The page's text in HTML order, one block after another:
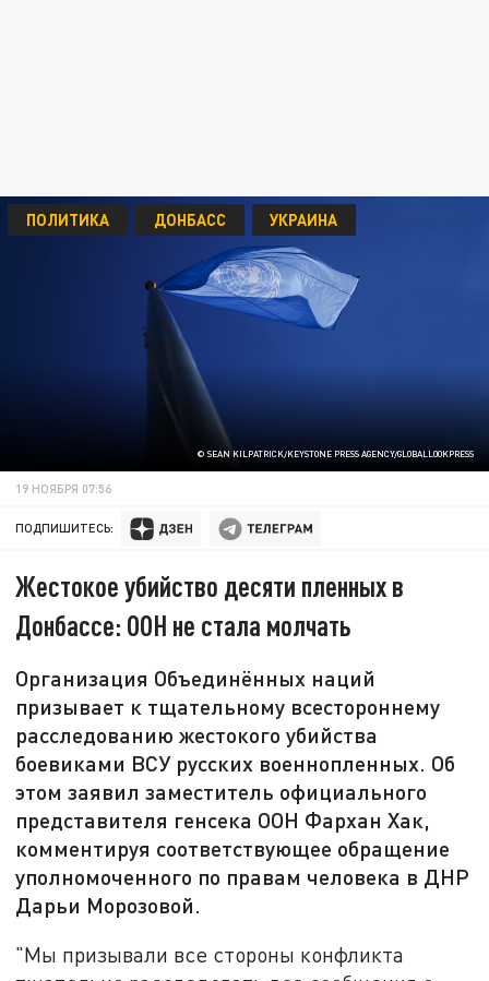
© SEAN KILPATRICK/KEYSTONE PRESS AGENCY/GLOBALLOOKPRESS
ПОЛИТИКА ДОНБАСС УКРАИНА
19 НОЯБРЯ 07:56
ПОДПИШИТЕСЬ:
Жестокое убийство десяти пленных в
Донбассе: ООН не стала молчать
Организация Объединённых наций
призывает к тщательному всестороннему
расследованию жестокого убийства
боевиками ВСУ русских военнопленных. Об
этом заявил заместитель официального
представителя генсека ООН Фархан Хак,
комментируя соответствующее обращение
уполномоченного по правам человека в ДНР
Дарьи Морозовой.
"Мы призывали все стороны конфликта